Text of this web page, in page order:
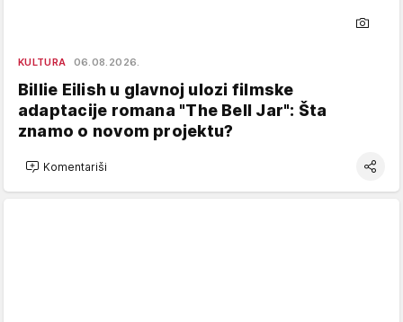
KULTURA 06.08.2026.
Billie Eilish u glavnoj ulozi filmske
adaptacije romana "The Bell Jar": Šta
znamo o novom projektu?
Komentariši